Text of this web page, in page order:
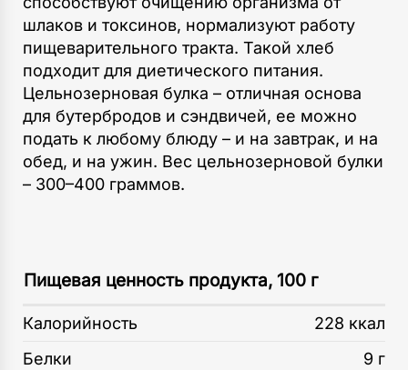
шлаков и токсинов, нормализуют работу
пищеварительного тракта. Такой хлеб
подходит для диетического питания.
Цельнозерновая булка – отличная основа
для бутербродов и сэндвичей, ее можно
подать к любому блюду – и на завтрак, и на
обед, и на ужин. Вес цельнозерновой булки
– 300–400 граммов.
Пищевая ценность продукта, 100 г
Калорийность
228 ккал
Белки
9 г